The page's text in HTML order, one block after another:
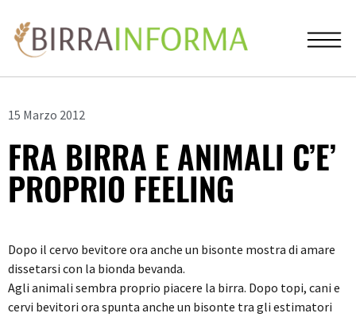
15 Marzo 2012
FRA BIRRA E ANIMALI C’E’
PROPRIO FEELING
Dopo il cervo bevitore ora anche un bisonte mostra di amare
dissetarsi con la bionda bevanda.
Agli animali sembra proprio piacere la birra. Dopo topi, cani e
cervi bevitori ora spunta anche un bisonte tra gli estimatori